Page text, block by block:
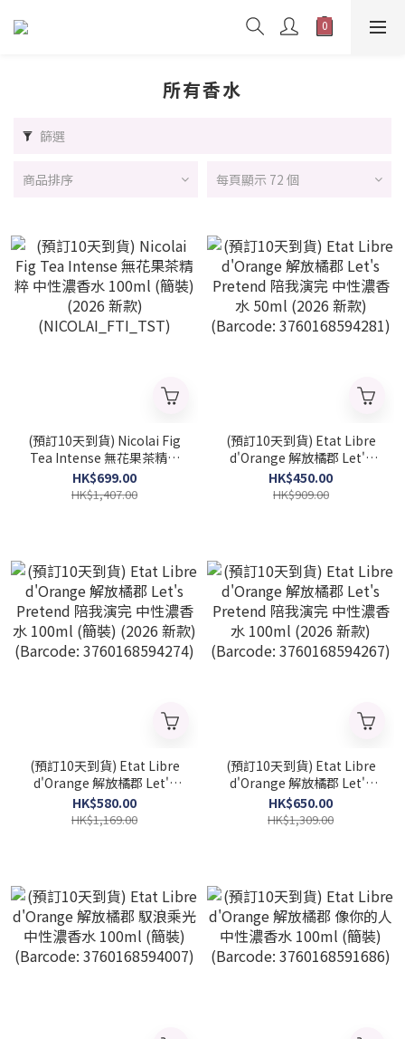
所有香水
篩選
商品排序 每頁顯示 72 個
(預訂10天到貨) Nicolai Fig
Tea Intense 無花果茶精粹
中性濃香水 100ml (簡裝)
(2026 新款)
HK$699.00
HK$1,407.00
(預訂10天到貨) Etat Libre
d'Orange 解放橘郡 Let's
Pretend 陪我演完 中性濃香
水 50ml (2026 新款)
HK$450.00
HK$909.00
(預訂10天到貨) Etat Libre
d'Orange 解放橘郡 Let's
Pretend 陪我演完 中性濃香
水 100ml (簡裝) (2026 新款)
HK$580.00
HK$1,169.00
(預訂10天到貨) Etat Libre
d'Orange 解放橘郡 Let's
Pretend 陪我演完 中性濃香
水 100ml (2026 新款)
HK$650.00
HK$1,309.00